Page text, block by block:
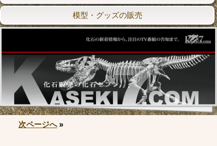
模型・グッズの販売
次ページへ»